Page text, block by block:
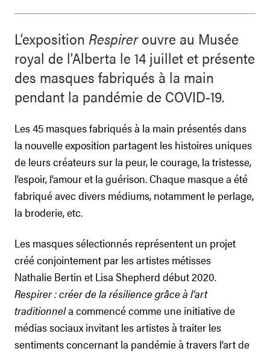
L’exposition Respirerouvre au Musée
royal de l’Alberta le 14 juillet et présente
des masques fabriqués à la main
pendant la pandémie de COVID-19.
Les 45 masques fabriqués à la main présentés dans
la nouvelle exposition partagent les histoires uniques
de leurs créateurs sur la peur, le courage, la tristesse,
l’espoir, l’amour et la guérison. Chaque masque a été
fabriqué avec divers médiums, notamment le perlage,
la broderie, etc.
Les masques sélectionnés représentent un projet
créé conjointement par les artistes métisses
Nathalie Bertin et Lisa Shepherd début 2020.
Respirer : créer de la résilience grâce à l’art
traditionnela commencé comme une initiative de
médias sociaux invitant les artistes à traiter les
sentiments concernant la pandémie à travers l’art de